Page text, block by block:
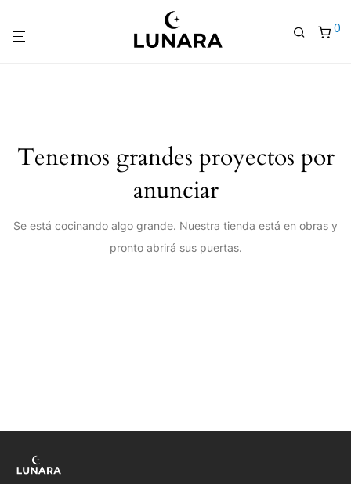
0
Tenemos grandes proyectos por
anunciar
Se está cocinando algo grande. Nuestra tienda está en obras y
pronto abrirá sus puertas.